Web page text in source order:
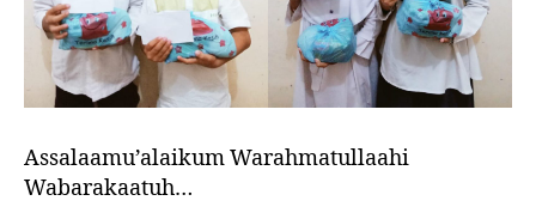
Assalaamu’alaikum Warahmatullaahi
Wabarakaatuh…